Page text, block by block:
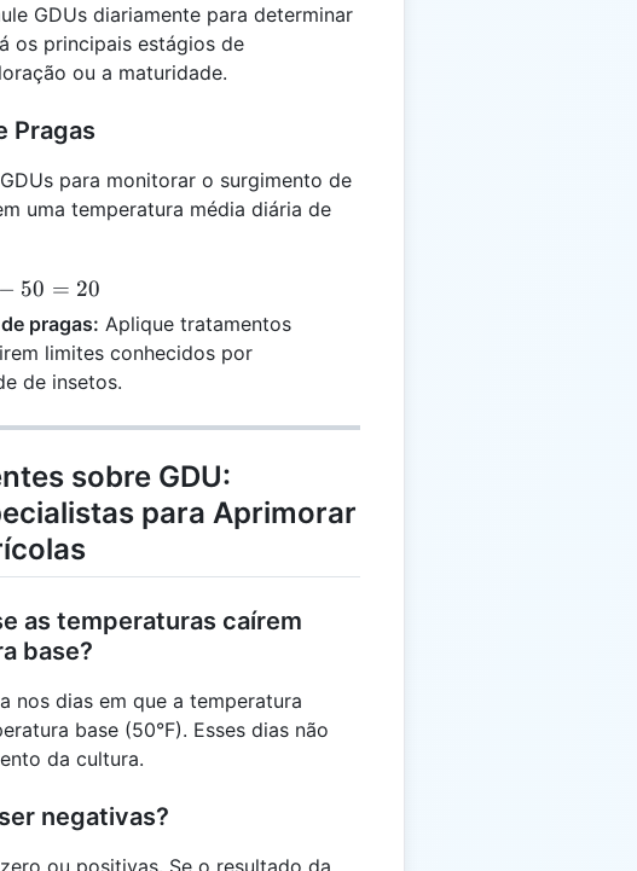
GDUs diariamente para determinar
os principais estágios de
ou a maturidade.
Pragas
para monitorar o surgimento de
uma temperatura média diária de
− 50 = 20
pragas: Aplique tratamentos
limites conhecidos por
de insetos.
sobre GDU:
para Aprimorar
as temperaturas caírem
base?
nos dias em que a temperatura
base (50°F). Esses dias não
da cultura.
negativas?
ou positivas. Se o resultado da